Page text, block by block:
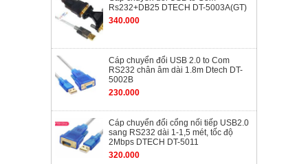
Rs232+DB25 DTECH DT-5003A(GT)
340.000
Cáp chuyển đổi USB 2.0 to Com
RS232 chân âm dài 1.8m Dtech DT-
5002B
230.000
Cáp chuyển đổi cổng nối tiếp USB2.0
sang RS232 dài 1-1,5 mét, tốc độ
2Mbps DTECH DT-5011
320.000